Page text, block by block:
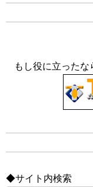
もし役に立った
◆サイト内検索